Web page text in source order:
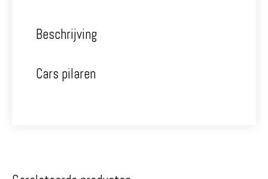
Beschrijving
Cars pilaren